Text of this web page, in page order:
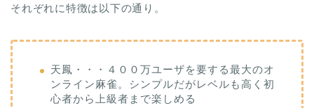
それぞれに特徴は以下の通り。
天鳳・・・４００万ユーザを要する最大のオ
ンライン麻雀。シンプルだがレベルも高く初
心者から上級者まで楽しめる